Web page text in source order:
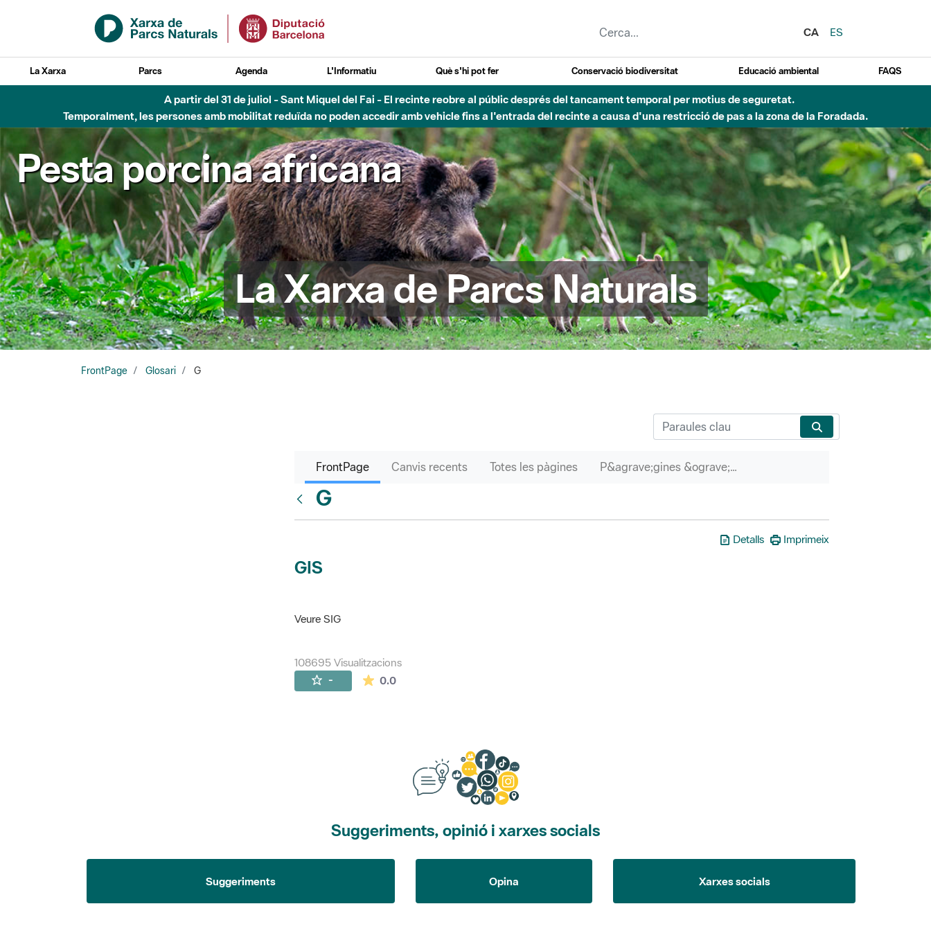
Salta al contingut principal
CA
ES
La Xarxa Parcs Agenda L'Informatiu Què s'hi pot fer Conservació biodiversitat Educació ambiental FAQS
A partir del 31 de juliol - Sant Miquel del Fai - El recinte reobre al públic després del tancament temporal per motius de seguretat.
Temporalment, les persones amb mobilitat reduïda no poden accedir amb vehicle fins a l'entrada del recinte a causa d'una restricció de pas a la zona de la Foradada.
Pesta porcina africana
La Xarxa de Parcs Naturals
FrontPage Glosari G
FrontPage Canvis recents Totes les pàgines P&agrave;gines &ograve;rfenes
G
Detalls Imprimeix
GIS
Veure SIG
108695 Visualitzacions
- 0.0La mitjana de les valoracions és de 0 estrelles de 5.
Suggeriments, opinió i xarxes socials
Suggeriments Opina Xarxes socials